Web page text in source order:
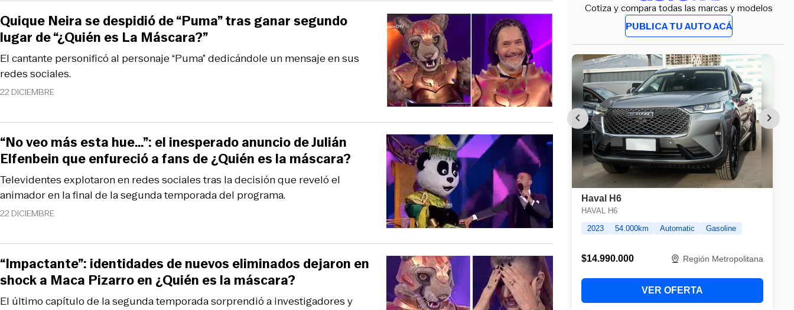
22 DICIEMBRE
El cantante personificó al personaje “Puma” dedicándole un mensaje en sus
redes sociales.
Quique Neira se despidió de “Puma” tras ganar segundo
lugar de “¿Quién es La Máscara?”
22 DICIEMBRE
Televidentes explotaron en redes sociales tras la decisión que reveló el
animador en la final de la segunda temporada del programa.
“No veo más esta hue…”: el inesperado anuncio de Julián
Elfenbein que enfureció a fans de ¿Quién es la máscara?
El último capítulo de la segunda temporada sorprendió a investigadores y
“Impactante”: identidades de nuevos eliminados dejaron en
shock a Maca Pizarro en ¿Quién es la máscara?
Cotiza y compara todas las marcas y modelos
PUBLICA TU AUTO ACÁ